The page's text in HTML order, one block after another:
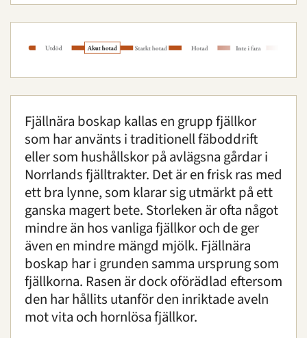
Skånegås
Svensk ardenner
Tabacktorpsfår
Värmlandsfår
Ölandsgås
Sköta djur
Skadade djur och "övergivna" djurungar
Bevarande
Utbildning
Boende
Konferens
Fjällnära boskap kallas en grupp fjällkor
som har använts i traditionell fäboddrift
eller som hushållskor på avlägsna gårdar i
Norrlands fjälltrakter. Det är en frisk ras med
ett bra lynne, som klarar sig utmärkt på ett
ganska magert bete. Storleken är ofta något
mindre än hos vanliga fjällkor och de ger
även en mindre mängd mjölk. Fjällnära
boskap har i grunden samma ursprung som
fjällkorna. Rasen är dock oförädlad eftersom
den har hållits utanför den inriktade aveln
mot vita och hornlösa fjällkor.